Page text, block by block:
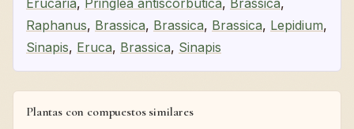
Raphanus, Brassica, Brassica, Brassica, Lepidium,
Sinapis, Eruca, Brassica, Sinapis
Plantas con compuestos similares